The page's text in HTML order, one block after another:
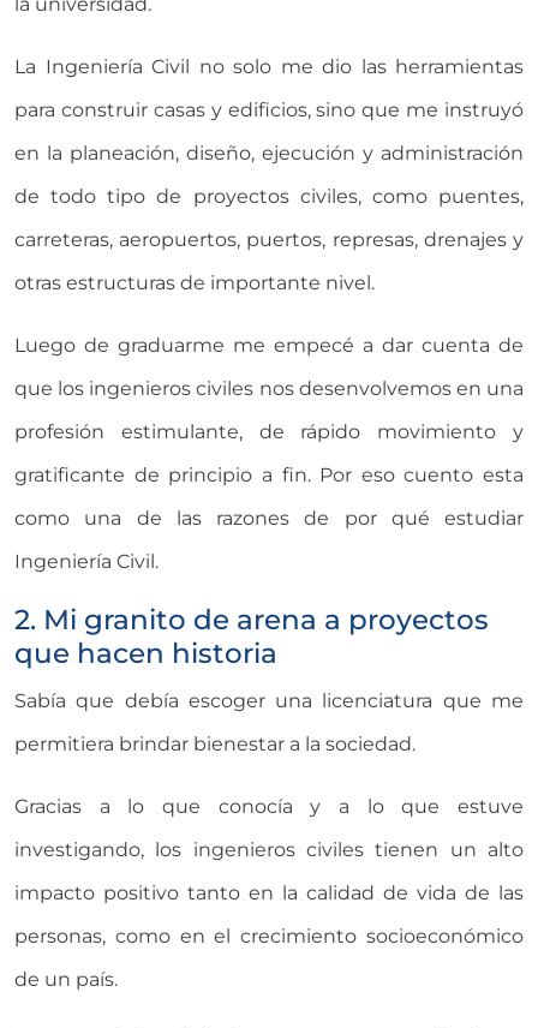
La Ingeniería Civil no solo me dio las herramientas
para construir casas y edificios, sino que me instruyó
en la planeación, diseño, ejecución y administración
de todo tipo de proyectos civiles, como puentes,
carreteras, aeropuertos, puertos, represas, drenajes y
otras estructuras de importante nivel.
Luego de graduarme me empecé a dar cuenta de
que los ingenieros civiles nos desenvolvemos en una
profesión estimulante, de rápido movimiento y
gratificante de principio a fin. Por eso cuento esta
como una de las razones de por qué estudiar
Ingeniería Civil.
2. Mi granito de arena a proyectos
que hacen historia
Sabía que debía escoger una licenciatura que me
permitiera brindar bienestar a la sociedad.
Gracias a lo que conocía y a lo que estuve
investigando, los ingenieros civiles tienen un alto
impacto positivo tanto en la calidad de vida de las
personas, como en el crecimiento socioeconómico
de un país.